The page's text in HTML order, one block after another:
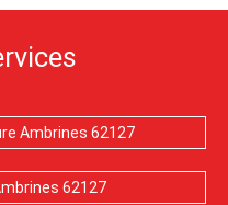
Ambrines 62127
62127